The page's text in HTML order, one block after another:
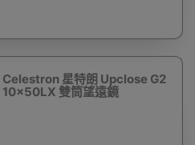
Celestron 星特朗 Upclose G2
10x50LX 雙筒望遠鏡